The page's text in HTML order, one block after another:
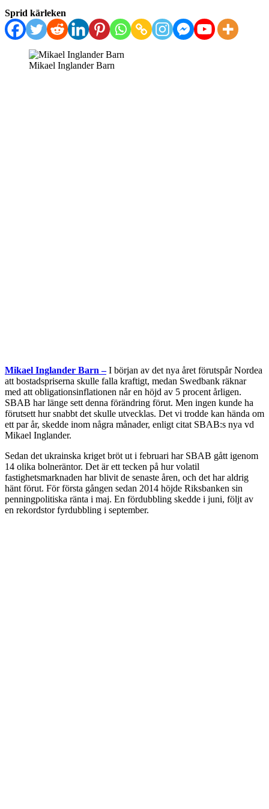
Sprid kärleken
Mikael Inglander Barn
Mikael Inglander Barn –I början av det nya året förutspår Nordea
att bostadspriserna skulle falla kraftigt, medan Swedbank räknar
med att obligationsinflationen når en höjd av 5 procent årligen.
SBAB har länge sett denna förändring förut. Men ingen kunde ha
förutsett hur snabbt det skulle utvecklas. Det vi trodde kan hända om
ett par år, skedde inom några månader, enligt citat SBAB:s nya vd
Mikael Inglander.
Sedan det ukrainska kriget bröt ut i februari har SBAB gått igenom
14 olika bolneräntor. Det är ett tecken på hur volatil
fastighetsmarknaden har blivit de senaste åren, och det har aldrig
hänt förut. För första gången sedan 2014 höjde Riksbanken sin
penningpolitiska ränta i maj. En fördubbling skedde i juni, följt av
en rekordstor fyrdubbling i september.